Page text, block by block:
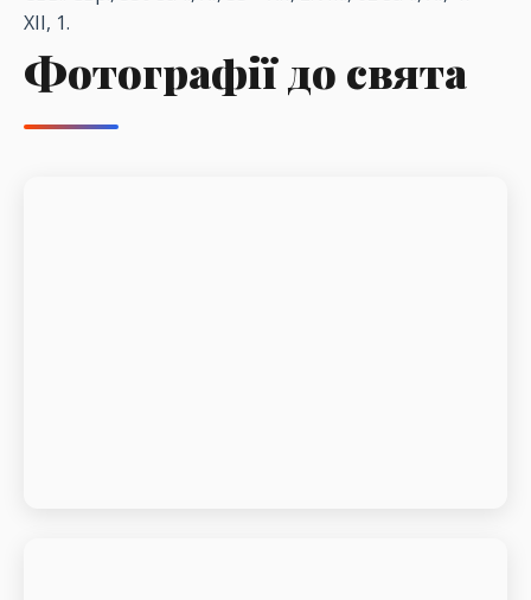
XII, 1.
Фотографії до свята